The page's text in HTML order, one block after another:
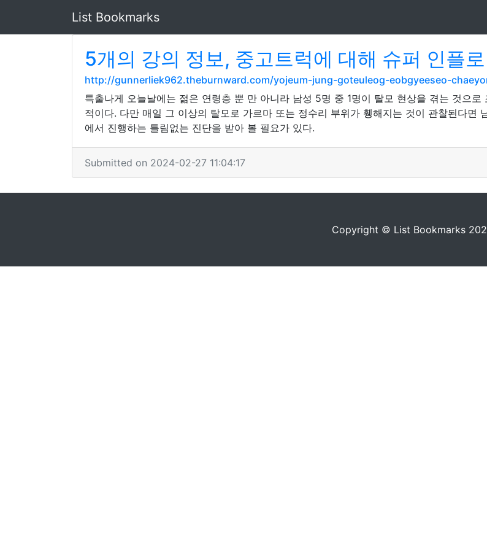
List Bookmarks
5개의 강의 정보, 중고트럭에 대해 슈퍼 인플
http://gunnerliek962.theburnward.com/yojeum-jung-goteuleog-eobgyeeseo-
특출나게 오늘날에는 젊은 연령층 뿐 만 아니라 남성 5명 중 1명이 탈모 현상을 겪는 것으
적이다. 다만 매일 그 이상의 탈모로 가르마 또는 정수리 부위가 휑해지는 것이 관찰된다면
에서 진행하는 틀림없는 진단을 받아 볼 필요가 있다.
Submitted on 2024-02-27 11:04:17
Copyright © List Bookmarks